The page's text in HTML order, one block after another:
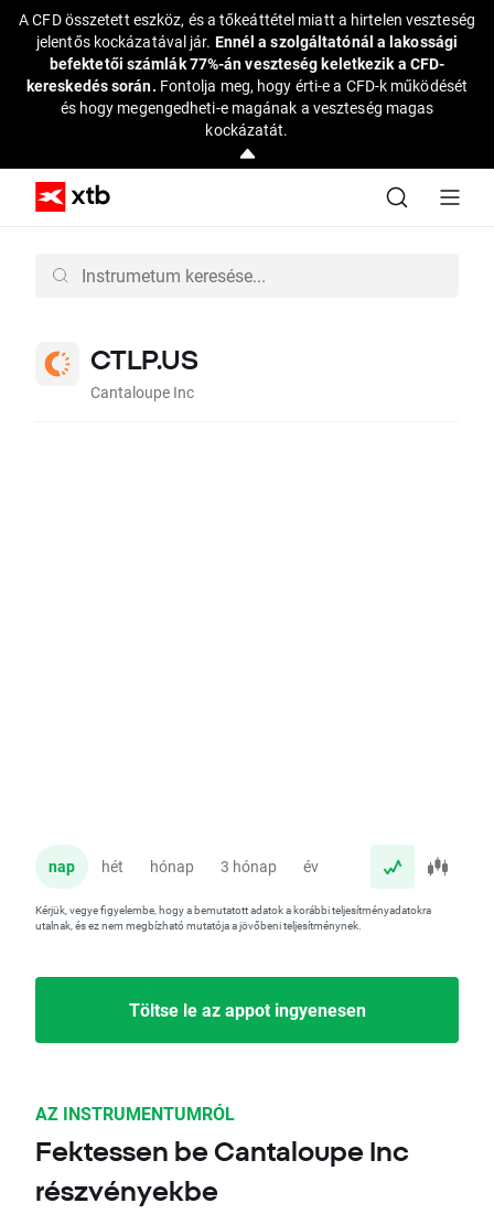
A CFD összetett eszköz, és a tőkeáttétel miatt a hirtelen veszteség
jelentős kockázatával jár. Ennél a szolgáltatónál a lakossági
befektetői számlák 77%-án veszteség keletkezik a CFD-
kereskedés során. Fontolja meg, hogy érti-e a CFD-k működését
és hogy megengedheti-e magának a veszteség magas
kockázatát.
CTLP.US
Cantaloupe Inc
nap hét hónap 3 hónap év
Kérjük, vegye figyelembe, hogy a bemutatott adatok a korábbi teljesítményadatokra
utalnak, és ez nem megbízható mutatója a jövőbeni teljesítménynek.
Töltse le az appot ingyenesen
AZ INSTRUMENTUMRÓL
Fektessen be Cantaloupe Inc
részvényekbe